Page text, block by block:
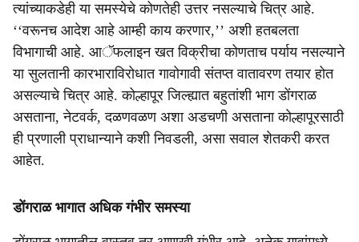
त्यांच्याकडेही या समस्येचे कोणतेही उत्तर नसल्याचे चित्र आहे.
‘‘वरूनच आदेश आहे आम्ही काय करणार,’’ अशी हतबलता
विभागाची आहे. आॅफलाइन खत विक्रीचा कोणताच पर्याय नसल्याने
या सुलतानी कारभाराविरोधात गावोगावी संतप्त वातावरण तयार होत
असल्याचे चित्र आहे. कोल्हापूर जिल्ह्यात बहुतांशी भाग डोंगराळ
असताना, नेटवर्क, दळणवळण अशा अडचणी असताना कोल्हापूरसाठी
ही प्रणाली प्राधान्याने कशी निवडली, असा सवाल शेतकरी करत
आहेत.
डोंगराळ भागात अधिक गंभीर समस्या